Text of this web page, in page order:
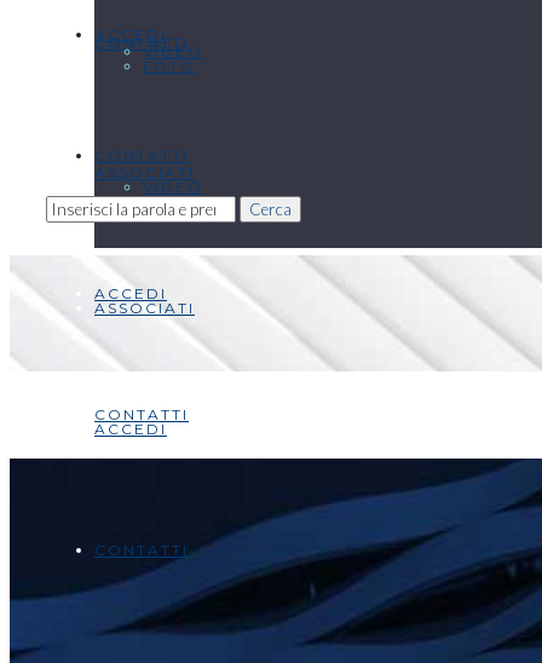
ACCEDI
CONTATTI
CONTATTI
Cerca
VIDEO
ASSOCIATI
ACCEDI
CONTATTI
FOTO
VIDEO
ASSOCIATI
ACCEDI
CONTATTI